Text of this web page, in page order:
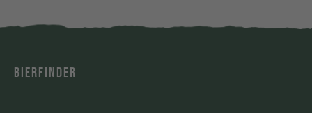
BIERFINDER